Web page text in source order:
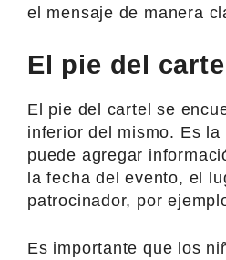
el mensaje de manera
El pie del
El pie del cartel se
inferior del mismo. Es la
puede agregar
la fecha del evento, el
patrocinador, por
Es importante que los